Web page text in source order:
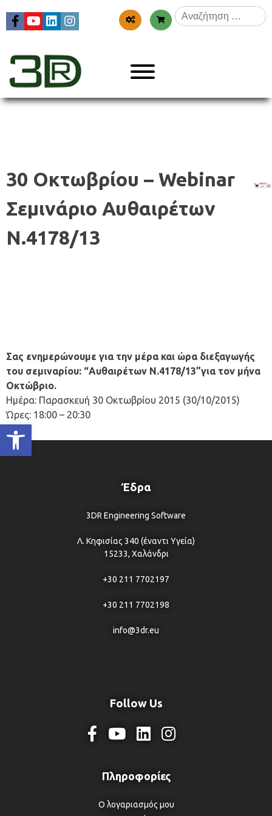
Ανοίξτε τη γραμμή εργαλείων
Αναζήτηση
για:
3dr
30 Οκτωβρίου – Webinar
Σεμινάριο Αυθαιρέτων
Ν.4178/13
Σας ενημερώνουμε για την μέρα και ώρα διεξαγωγής
του σεμιναρίου: “Αυθαιρέτων Ν.4178/13”για τον μήνα
Οκτώβριο.
Ημέρα: Παρασκευή 30 Οκτωβρίου 2015 (30/10/2015)
Ώρες: 18:00 – 20:30
Έδρα
3DR Engineering Software
Λ. Κηφισίας 340 (έναντι Υγεία)
15233, Χαλάνδρι
+30 211 7702197
+30 211 7702198
info@3dr.eu
Follow Us
Ο λογαριασμός μου